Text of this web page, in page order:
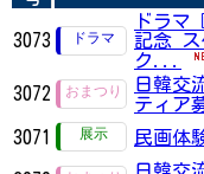
3073
ドラマ
記念 ス
ク...
3072
日韓交
ティア
3071 民画体
日韓交